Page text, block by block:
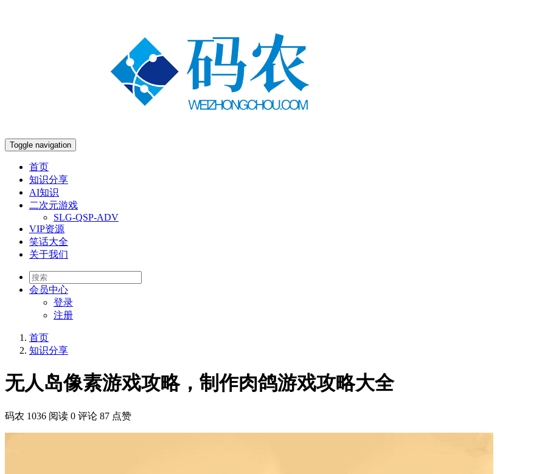
Toggle navigation
首页
知识分享
AI知识
二次元游戏
SLG-QSP-ADV
VIP资源
笑话大全
关于我们
会员中心
登录
注册
首页
知识分享
无人岛像素游戏攻略，制作肉鸽游戏攻略大全
码农 1036 阅读 0 评论 87 点赞